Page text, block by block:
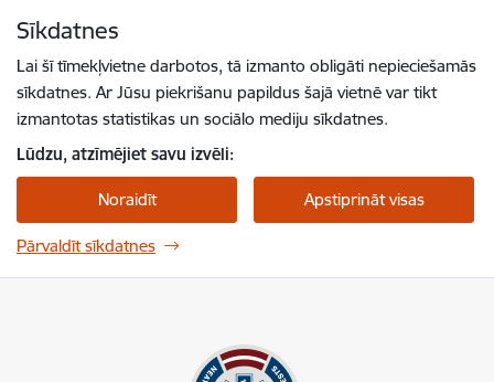
Sīkdatnes
Lai šī tīmekļvietne darbotos, tā izmanto obligāti nepieciešamās
sīkdatnes. Ar Jūsu piekrišanu papildus šajā vietnē var tikt
izmantotas statistikas un sociālo mediju sīkdatnes.
Lūdzu, atzīmējiet savu izvēli:
Noraidīt Apstiprināt visas
Pārvaldīt sīkdatnes